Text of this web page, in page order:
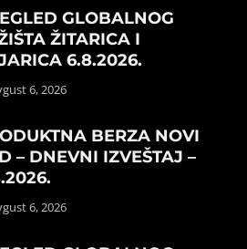
GLOBALNOG
ŽITARICA I
6.8.2026.
6, 2026
BERZA NOVI
– DNEVNI IZVEŠTAJ –
6, 2026